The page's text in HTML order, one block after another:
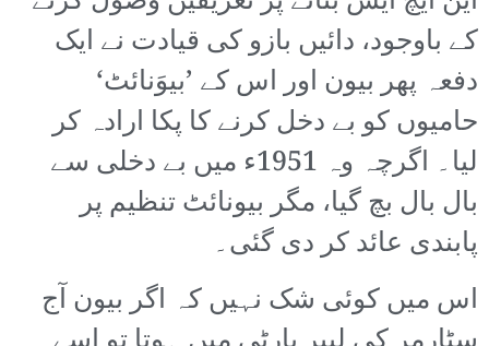
کے باوجود، دائیں بازو کی قیادت نے ایک
دفعہ پھر بیون اور اس کے ’بیوَنائٹ‘
حامیوں کو بے دخل کرنے کا پکا ارادہ کر
لیا۔ اگرچہ وہ 1951ء میں بے دخلی سے
بال بال بچ گیا، مگر بیونائٹ تنظیم پر
پابندی عائد کر دی گئی۔
اس میں کوئی شک نہیں کہ اگر بیون آج